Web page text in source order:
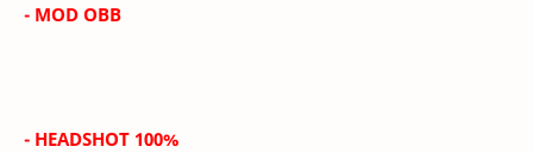
- MOD OBB
- HEADSHOT 100%